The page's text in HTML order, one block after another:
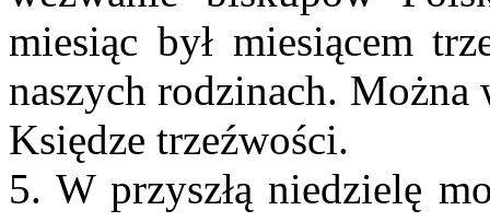
miesiąc był miesiącem
naszych rodzinach.
Księdze trzeźwości.
5. W przyszłą niedzielę